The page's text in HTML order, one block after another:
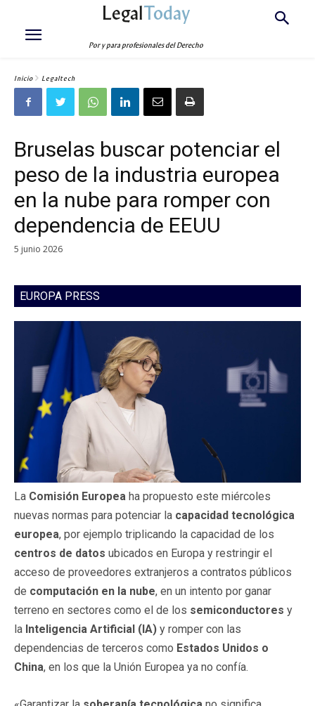
LegalToday
Por y para profesionales del Derecho
Inicio Legaltech
Bruselas buscar potenciar el
peso de la industria europea
en la nube para romper con
dependencia de EEUU
5 junio 2026
EUROPA PRESS
La Comisión Europea ha propuesto este miércoles
nuevas normas para potenciar la capacidad tecnológica
europea, por ejemplo triplicando la capacidad de los
centros de datos ubicados en Europa y restringir el
acceso de proveedores extranjeros a contratos públicos
de computación en la nube, en un intento por ganar
terreno en sectores como el de los semiconductores y
la Inteligencia Artificial (IA) y romper con las
dependencias de terceros como Estados Unidos o
China, en los que la Unión Europea ya no confía.